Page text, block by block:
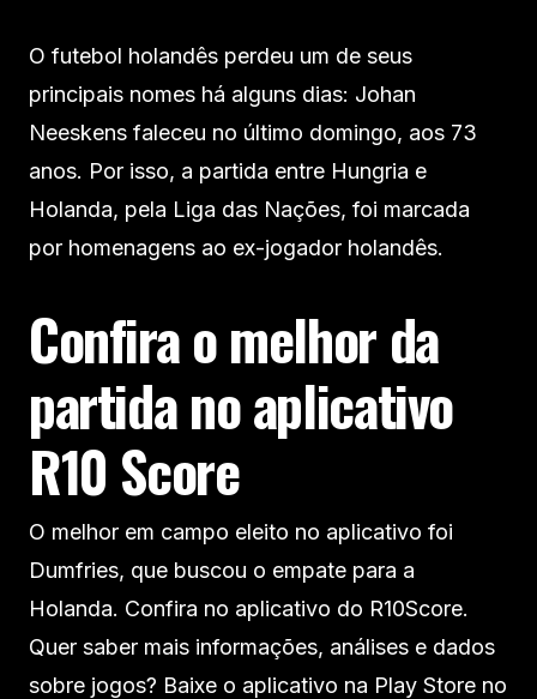
O futebol holandês perdeu um de seus
principais nomes há alguns dias: Johan
Neeskens faleceu no último domingo, aos 73
anos. Por isso, a partida entre Hungria e
Holanda, pela Liga das Nações, foi marcada
por homenagens ao ex-jogador holandês.
Confira o melhor da
partida no aplicativo
R10 Score
O melhor em campo eleito no aplicativo foi
Dumfries, que buscou o empate para a
Holanda. Confira no aplicativo do R10Score.
Quer saber mais informações, análises e dados
sobre jogos? Baixe o aplicativo na Play Store no